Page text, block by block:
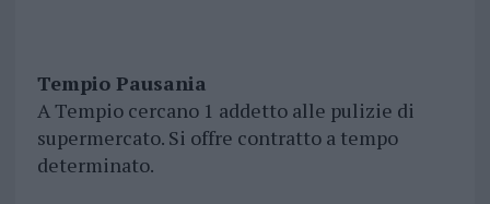
Tempio Pausania
A Tempio cercano 1 addetto alle pulizie di
supermercato. Si offre contratto a tempo
determinato.